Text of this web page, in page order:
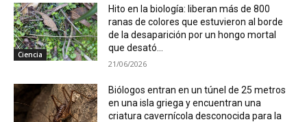
Ciencia
Hito en la biología: liberan más de 800
ranas de colores que estuvieron al borde
de la desaparición por un hongo mortal
que desató...
21/06/2026
Biólogos entran en un túnel de 25 metros
en una isla griega y encuentran una
criatura cavernícola desconocida para la